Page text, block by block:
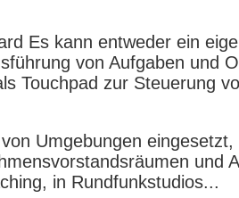
Es kann entweder ein
von Aufgaben und
Touchpad zur Steuerung
Umgebungen
und
in Rundfunkstudios...